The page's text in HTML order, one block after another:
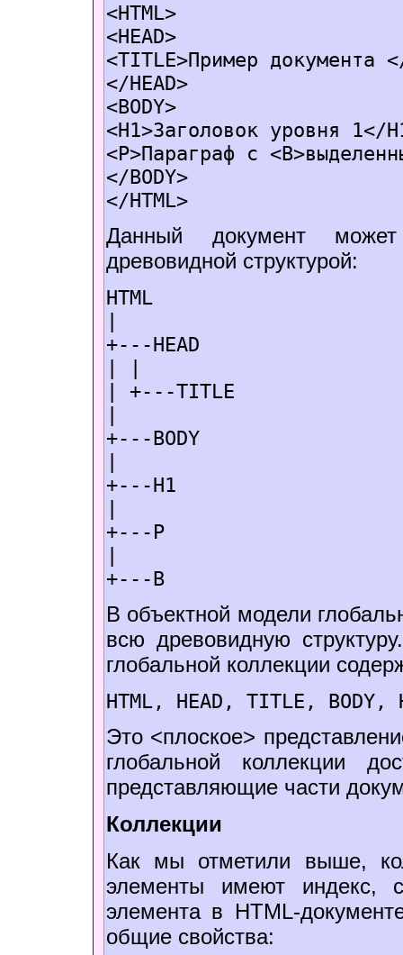
<HTML>
<HEAD>
<TITLE>Пример документа
</HEAD>
<BODY>
<H1>Заголовок уровня 1</
<P>Параграф с
</BODY>
</HTML>
Данный документ
древовидной структурой:
HTML
|
+---HEAD
| |
| +---TITLE
|
+---BODY
|
+---H1
|
+---P
|
+---B
В объектной модели
всю древовидную
глобальной коллекции
HTML, HEAD, TITLE,
Это <плоское>
глобальной коллекции
представляющие части
Коллекции
Как мы отметили выше,
элементы имеют индекс,
элемента в HTML-
общие свойства: